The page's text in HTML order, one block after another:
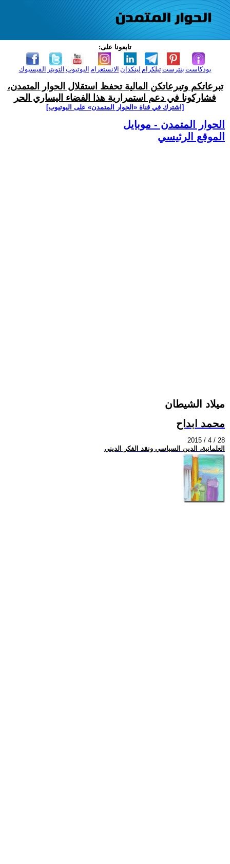
تابعونا على:
الفيسبوك التويتر اليوتيوب الانستغرام لينكدإن تيلكرامبنترست بودكاست
تبرعاتكم وتبرعاتكن المالية تحفظ استقلال الحوار المتمدن،
فشاركونا في دعم استمرارية هذا الفضاء اليساري الحر
[اشترك في قناة ‫«الحوار المتمدن» على اليوتيوب]
الحوار المتمدن - موبايل
الموقع الرئيسي
ميلاد الشيطان
محمد ابداح
2015 / 4 / 28
العلمانية، الدين السياسي ونقد الفكر الديني